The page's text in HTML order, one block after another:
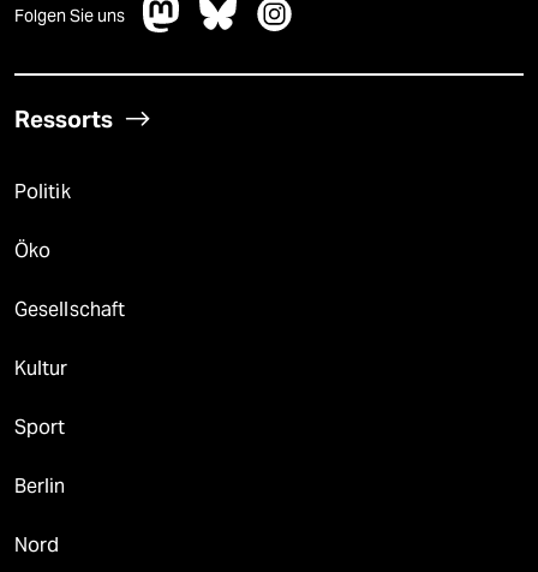
Folgen Sie uns
Ressorts
Politik
Öko
Gesellschaft
Kultur
Sport
Berlin
Nord